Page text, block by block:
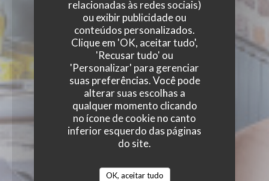
relacionadas às redes sociais)
ou exibir publicidade ou
conteúdos personalizados.
Clique em 'OK, aceitar tudo',
'Recusar tudo' ou
'Personalizar' para gerenciar
suas preferências. Você pode
alterar suas escolhas a
qualquer momento clicando
no ícone de cookie no canto
inferior esquerdo das páginas
do site.
OK, aceitar tudo